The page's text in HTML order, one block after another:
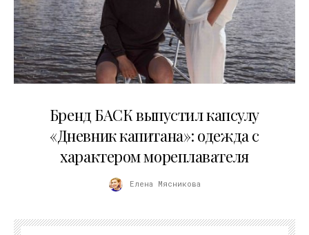
Бренд БАСК выпустил капсулу
«Дневник капитана»: одежда с
характером мореплавателя
Елена Мясникова